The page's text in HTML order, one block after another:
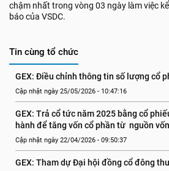
chậm nhất trong vòng 03 ngày làm việc
báo của VSDC.
Tin cùng tổ chức
GEX: Điều chỉnh thông tin số lượng cổ
Cập nhật ngày 25/05/2026 - 10:47:16
GEX: Trả cổ tức năm 2025 bằng cổ
hành để tăng vốn cổ phần từ  nguồn
Cập nhật ngày 22/04/2026 - 09:50:37
GEX: Tham dự Đại hội đồng cổ đông